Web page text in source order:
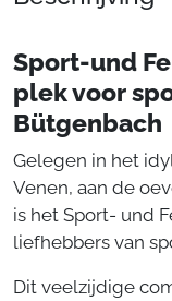
Sport-und
plek voor
Bütgenbach
Gelegen in het
Venen, aan de
is het Sport- und
liefhebbers van
Dit veelzijdige